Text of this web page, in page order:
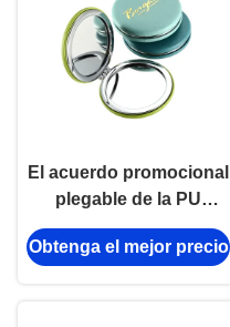
El acuerdo promocional
plegable de la PU
duplica el espejo del
maquillaje del bolsillo
Obtenga el mejor precio